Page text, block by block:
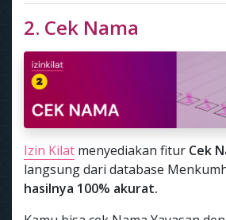
2. Cek Nama
Izin Kilat menyediakan fitur Cek
langsung dari database
hasilnya 100% akurat.